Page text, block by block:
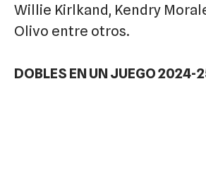
Willie Kirlkand, Kendry
Olivo entre otros.
DOBLES EN UN JUEGO 2024-